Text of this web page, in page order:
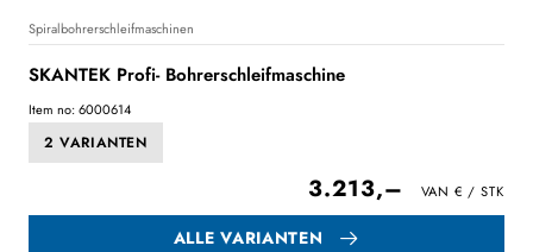
Spiralbohrerschleifmaschinen
SKANTEK Profi- Bohrerschleifmaschine
Item no: 6000614
2 VARIANTEN
3.213,–
ALLE VARIANTEN